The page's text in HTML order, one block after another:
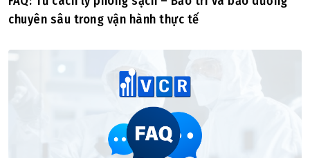
chuyên sâu trong vận hành thực tế